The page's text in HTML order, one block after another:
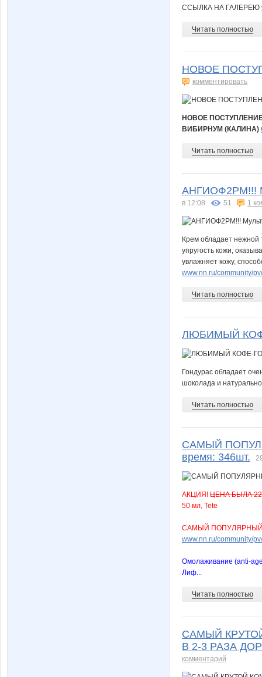
ССЫЛКА НА ГАЛЕРЕЮ
Читать полностью
НОВОЕ
комментировать
НОВОЕ
ВИБИРНУМ (КАЛИНА)
Читать полностью
АНГИОФ2РМ!!!
в 12:08 51 1
Крем обладает нежной
упругость кожи,
увлажняет кожу,
www.nn.ru/community/
Читать полностью
ЛЮБИМЫЙ
Гондурас обладает
шоколада и
Читать полностью
САМЫЙ
время: 346шт.
АКЦИЯ! ЦЕНА БЫЛА
50 мл, Tete
САМЫЙ ПОПУЛЯРНЫЙ
www.nn.ru/community/
Омолаживание (anti-
Лиф...
Читать полностью
САМЫЙ
В 2-3 РАЗА
комментарий